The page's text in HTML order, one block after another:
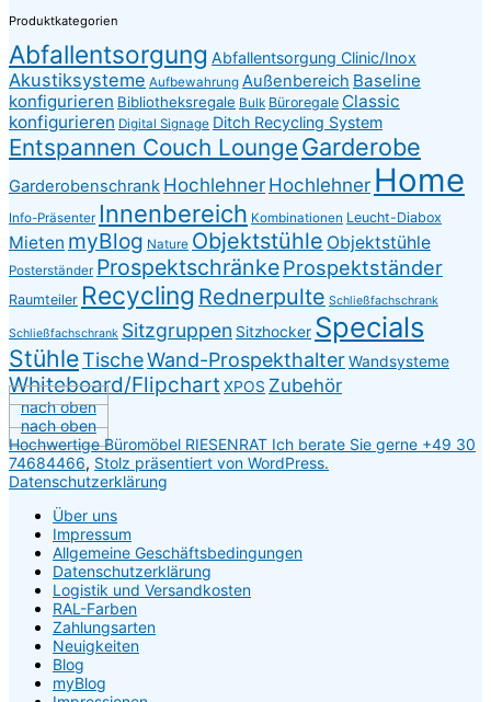
Produktkategorien
Abfallentsorgung Abfallentsorgung Clinic/Inox
Akustiksysteme Aufbewahrung Außenbereich Baseline
konfigurieren Bibliotheksregale Bulk Büroregale Classic
konfigurieren Digital Signage Ditch Recycling System
Entspannen Couch Lounge Garderobe
Garderobenschrank HochlehnerHochlehner Home
Info-Präsenter Innenbereich Kombinationen Leucht-Diabox
Mieten myBlog Nature Objektstühle Objektstühle
Posterständer ProspektschränkeProspektständer
Raumteiler Recycling Rednerpulte Schließfachschrank
Schließfachschrank Sitzgruppen Sitzhocker Specials
StühleTischeWand-ProspekthalterWandsysteme
Whiteboard/Flipchart XPOS Zubehör
nach oben
nach oben
Hochwertige Büromöbel RIESENRAT Ich berate Sie gerne +49 30
74684466, Stolz präsentiert von WordPress.
Datenschutzerklärung
Über uns
Impressum
Allgemeine Geschäftsbedingungen
Datenschutzerklärung
Logistik und Versandkosten
RAL-Farben
Zahlungsarten
Neuigkeiten
Blog
myBlog